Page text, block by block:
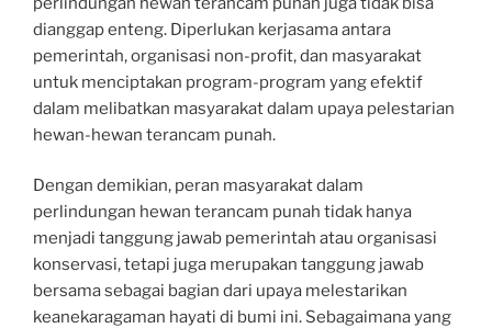
dianggap enteng. Diperlukan kerjasama antara
pemerintah, organisasi non-profit, dan masyarakat
untuk menciptakan program-program yang efektif
dalam melibatkan masyarakat dalam upaya pelestarian
hewan-hewan terancam punah.
Dengan demikian, peran masyarakat dalam
perlindungan hewan terancam punah tidak hanya
menjadi tanggung jawab pemerintah atau organisasi
konservasi, tetapi juga merupakan tanggung jawab
bersama sebagai bagian dari upaya melestarikan
keanekaragaman hayati di bumi ini. Sebagaimana yang